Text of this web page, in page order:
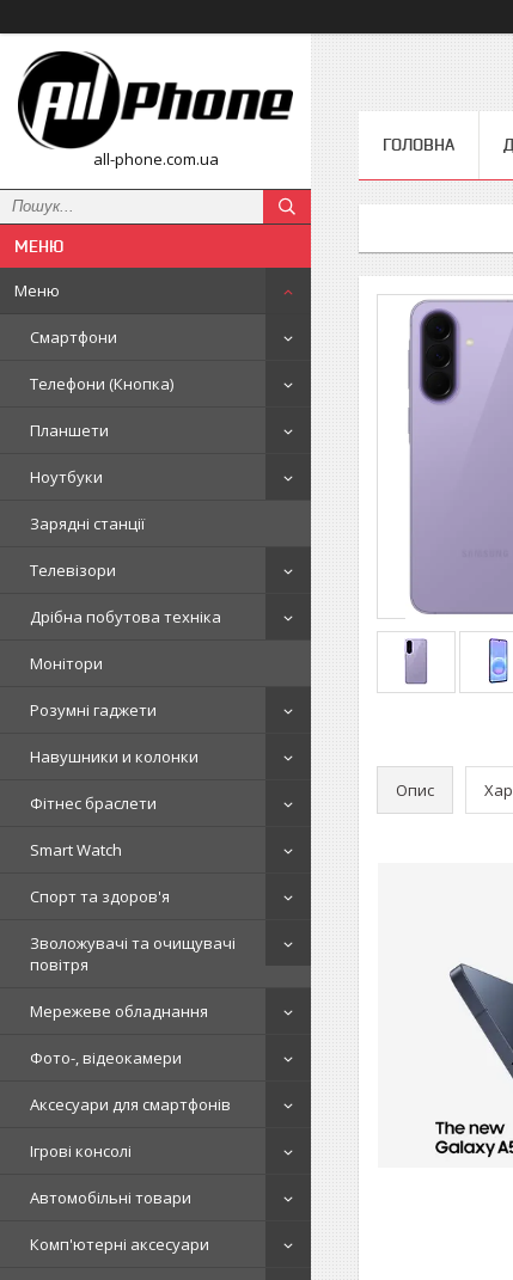
all-phone.com.ua
Меню
Смартфони
Телефони (Кнопка)
Планшети
Ноутбуки
Зарядні станції
Телевізори
Дрібна побутова техніка
Монітори
Розумні гаджети
Навушники и колонки
Фітнес браслети
Smart Watch
Спорт та здоров'я
Зволожувачі та очищувачі
повітря
Мережеве обладнання
Фото-, відеокамери
Аксесуари для смартфонів
Ігрові консолі
Автомобільні товари
Комп'ютерні аксесуари
ГОЛОВНА
Опис